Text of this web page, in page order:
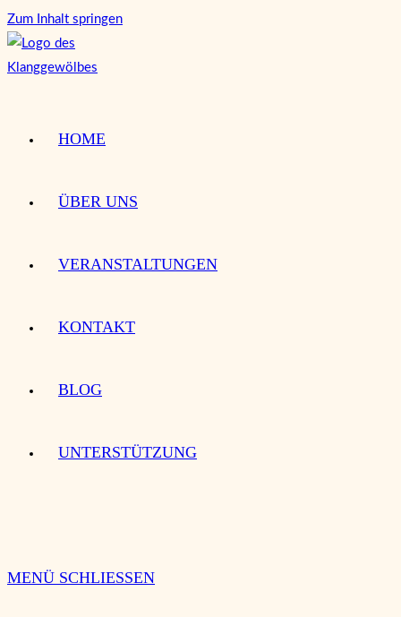
Zum Inhalt springen
HOME
ÜBER UNS
VERANSTALTUNGEN
KONTAKT
BLOG
UNTERSTÜTZUNG
MENÜ SCHLIESSEN